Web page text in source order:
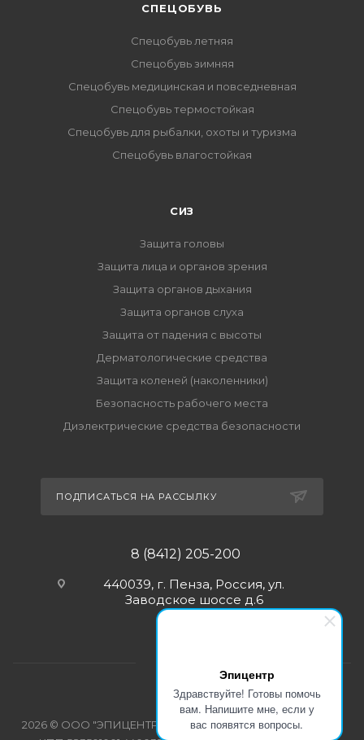
Эпицентр
Здравствуйте! Готовы помочь
вам. Напишите мне, если у
вас появятся вопросы.
CПЕЦОБУВЬ
Спецобувь летняя
Спецобувь зимняя
Спецобувь медицинская и повседневная
Спецобувь термостойкая
Спецобувь для рыбалки, охоты и туризма
Спецобувь влагостойкая
СИЗ
Защита головы
Защита лица и органов зрения
Защита органов дыхания
Защита органов слуха
Защита от падения с высоты
Дерматологические средства
Защита коленей (наколенники)
Безопасность рабочего места
Диэлектрические средства безопасности
ПОДПИСАТЬСЯ НА РАССЫЛКУ
8 (8412) 205-200
440039, г. Пенза, Россия, ул.
Заводское шоссе д.6
2026 © ООО "ЭПИЦЕНТР-СПЕЦОДЕЖДА" ИНН 5835103358